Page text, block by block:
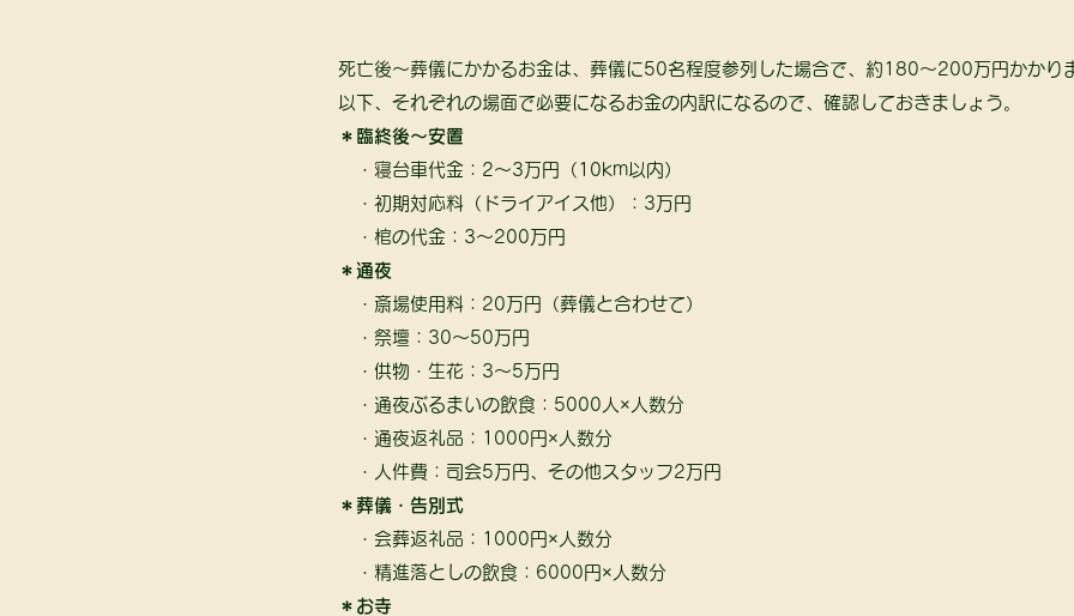
死亡後～葬儀にかかるお金は、葬儀に50名程度参列した場合で、約180～200万円かかり
以下、それぞれの場面で必要になるお金の内訳になるので、確認しておきましょう。
＊臨終後～安置
・寝台車代金：2～3万円（10km以内）
・初期対応料（ドライアイス他）：3万円
・棺の代金：3～200万円
＊通夜
・斎場使用料：20万円（葬儀と合わせて）
・祭壇：30～50万円
・供物・生花：3～5万円
・通夜ぶるまいの飲食：5000人×人数分
・通夜返礼品：1000円×人数分
・人件費：司会5万円、その他スタッフ2万円
＊葬儀・告別式
・会葬返礼品：1000円×人数分
・精進落としの飲食：6000円×人数分
＊お寺